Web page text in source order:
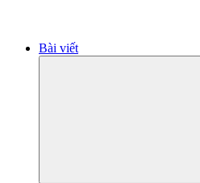
Bài viết